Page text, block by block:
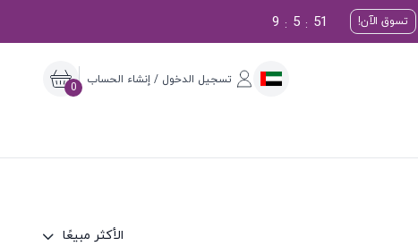
تسوق الآن! 50
:
5
:
9
تسجيل الدخول / إنشاء الحساب
0
الأكثر مبيعًا